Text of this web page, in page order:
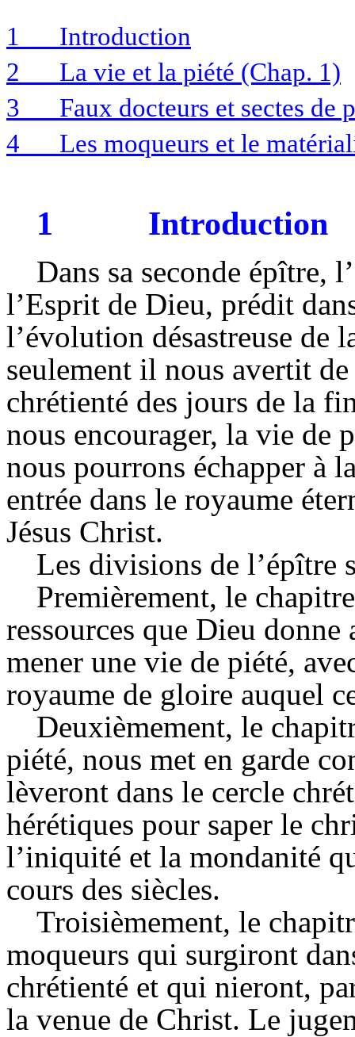
1
Introduction
2
La vie et la piété (Chap. 1)
3
Faux docteurs et sectes de
4
Les moqueurs et le
1 Introduction
Dans sa seconde épître,
l’Esprit de Dieu, prédit
l’évolution désastreuse de
seulement il nous avertit
chrétienté des jours de la
nous encourager, la vie de
nous pourrons échapper à
entrée dans le royaume
Jésus Christ.
Les divisions de l’épître
Premièrement, le
ressources que Dieu
mener une vie de piété,
royaume de gloire auquel
Deuxièmement, le
piété, nous met en garde
lèveront dans le cercle
hérétiques pour saper le
l’iniquité et la mondanité
cours des siècles.
Troisièmement, le
moqueurs qui surgiront
chrétienté et qui nieront,
la venue de Christ. Le